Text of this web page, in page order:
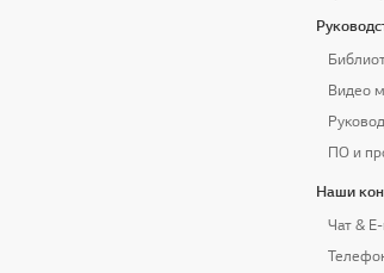
Видео
ПО и
Наши
Чат &